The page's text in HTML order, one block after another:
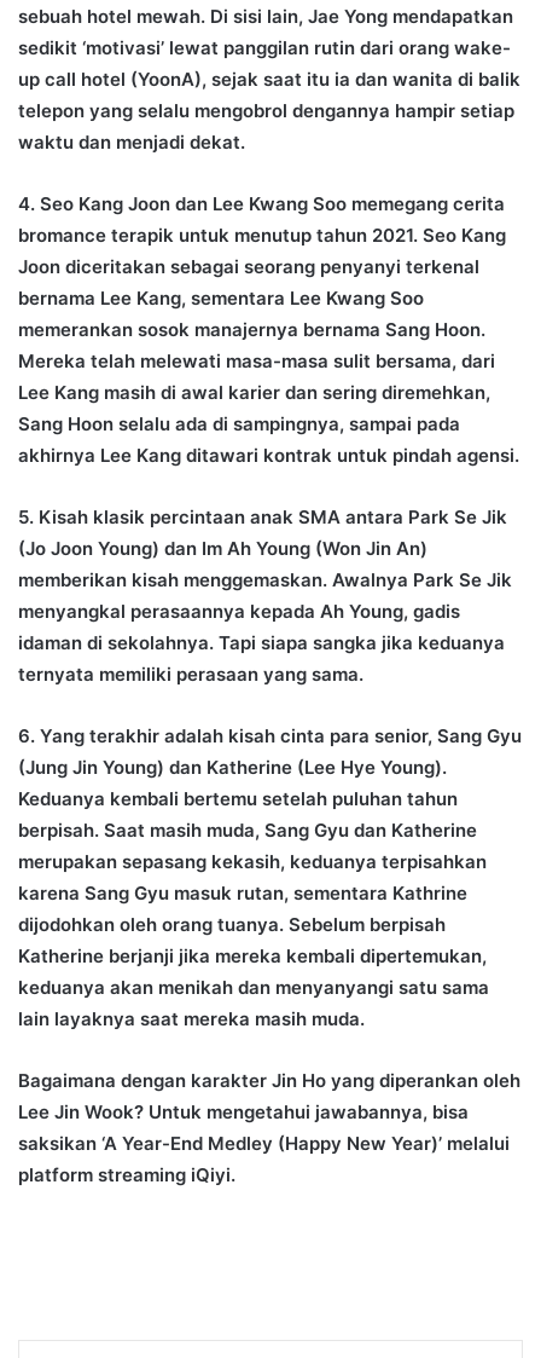
sebuah hotel mewah. Di sisi lain, Jae Yong mendapatkan
sedikit ‘motivasi’ lewat panggilan rutin dari orang wake-
up call hotel (YoonA), sejak saat itu ia dan wanita di balik
telepon yang selalu mengobrol dengannya hampir setiap
waktu dan menjadi dekat.
4. Seo Kang Joon dan Lee Kwang Soo memegang cerita
bromance terapik untuk menutup tahun 2021. Seo Kang
Joon diceritakan sebagai seorang penyanyi terkenal
bernama Lee Kang, sementara Lee Kwang Soo
memerankan sosok manajernya bernama Sang Hoon.
Mereka telah melewati masa-masa sulit bersama, dari
Lee Kang masih di awal karier dan sering diremehkan,
Sang Hoon selalu ada di sampingnya, sampai pada
akhirnya Lee Kang ditawari kontrak untuk pindah agensi.
5. Kisah klasik percintaan anak SMA antara Park Se Jik
(Jo Joon Young) dan Im Ah Young (Won Jin An)
memberikan kisah menggemaskan. Awalnya Park Se Jik
menyangkal perasaannya kepada Ah Young, gadis
idaman di sekolahnya. Tapi siapa sangka jika keduanya
ternyata memiliki perasaan yang sama.
6. Yang terakhir adalah kisah cinta para senior, Sang Gyu
(Jung Jin Young) dan Katherine (Lee Hye Young).
Keduanya kembali bertemu setelah puluhan tahun
berpisah. Saat masih muda, Sang Gyu dan Katherine
merupakan sepasang kekasih, keduanya terpisahkan
karena Sang Gyu masuk rutan, sementara Kathrine
dijodohkan oleh orang tuanya. Sebelum berpisah
Katherine berjanji jika mereka kembali dipertemukan,
keduanya akan menikah dan menyanyangi satu sama
lain layaknya saat mereka masih muda.
Bagaimana dengan karakter Jin Ho yang diperankan oleh
Lee Jin Wook? Untuk mengetahui jawabannya, bisa
saksikan ‘A Year-End Medley (Happy New Year)’ melalui
platform streaming iQiyi.